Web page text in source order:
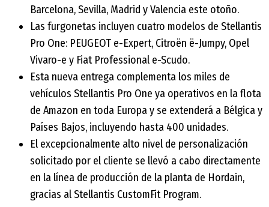
Barcelona, Sevilla, Madrid y Valencia este otoño.
Las furgonetas incluyen cuatro modelos de Stellantis
Pro One: PEUGEOT e-Expert, Citroën ë-Jumpy, Opel
Vivaro-e y Fiat Professional e-Scudo.
Esta nueva entrega complementa los miles de
vehículos Stellantis Pro One ya operativos en la flota
de Amazon en toda Europa y se extenderá a Bélgica y
Países Bajos, incluyendo hasta 400 unidades.
El excepcionalmente alto nivel de personalización
solicitado por el cliente se llevó a cabo directamente
en la línea de producción de la planta de Hordain,
gracias al Stellantis CustomFit Program.